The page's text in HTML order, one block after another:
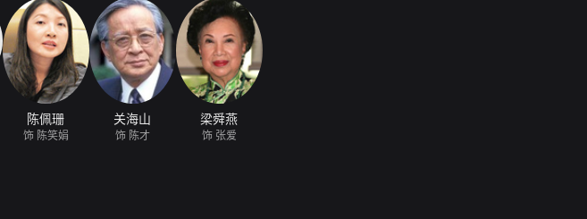
陈佩珊
饰 陈笑娟
关海山
饰 陈才
梁舜燕
饰 张爱